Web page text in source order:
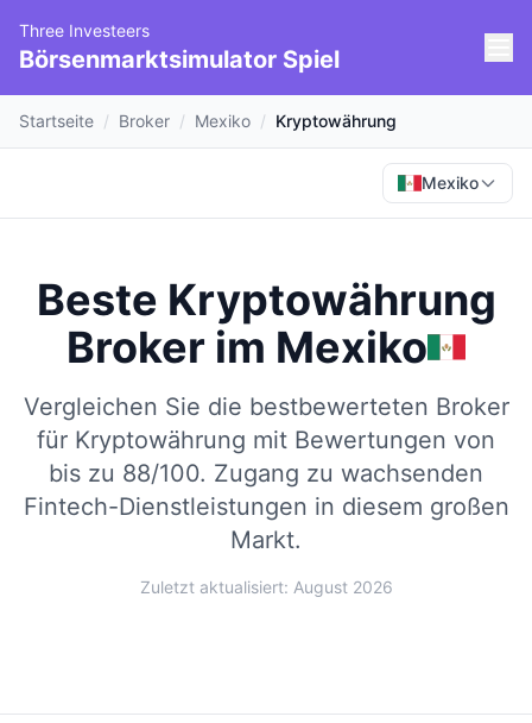
Three Investeers
Börsenmarktsimulator Spiel
Startseite / Broker / Mexiko / Kryptowährung
Mexiko
Beste Kryptowährung
Broker im Mexiko
Vergleichen Sie die bestbewerteten Broker
für Kryptowährung mit Bewertungen von
bis zu 88/100. Zugang zu wachsenden
Fintech-Dienstleistungen in diesem großen
Markt.
Zuletzt aktualisiert: August 2026